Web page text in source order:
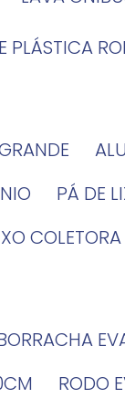
PLÁSTICA
PÁ DE
COLETORA
BORRACHA
RODO